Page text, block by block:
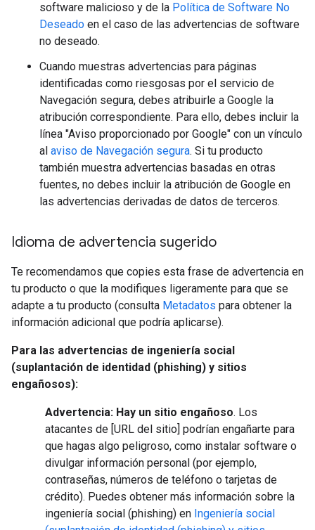
software malicioso y de la Política de Software No
Deseado en el caso de las advertencias de software
no deseado.
Cuando muestras advertencias para páginas
identificadas como riesgosas por el servicio de
Navegación segura, debes atribuirle a Google la
atribución correspondiente. Para ello, debes incluir la
línea "Aviso proporcionado por Google" con un vínculo
al aviso de Navegación segura. Si tu producto
también muestra advertencias basadas en otras
fuentes, no debes incluir la atribución de Google en
las advertencias derivadas de datos de terceros.
Idioma de advertencia sugerido
Te recomendamos que copies esta frase de advertencia en
tu producto o que la modifiques ligeramente para que se
adapte a tu producto (consulta Metadatos para obtener la
información adicional que podría aplicarse).
Para las advertencias de ingeniería social
(suplantación de identidad (phishing) y sitios
engañosos):
Advertencia: Hay un sitio engañoso. Los
atacantes de [URL del sitio] podrían engañarte para
que hagas algo peligroso, como instalar software o
divulgar información personal (por ejemplo,
contraseñas, números de teléfono o tarjetas de
crédito). Puedes obtener más información sobre la
ingeniería social (phishing) en Ingeniería social